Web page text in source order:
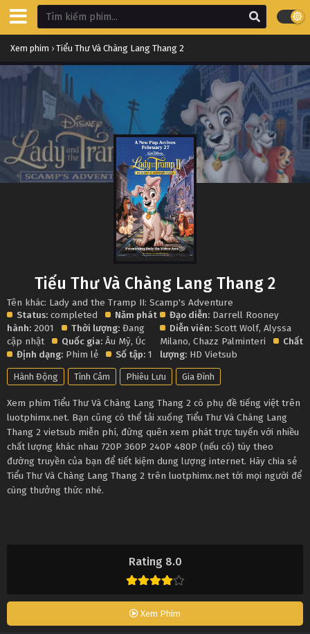
Xem phim › Tiểu Thư Và Chàng Lang Thang 2
Rating 8.0
Xem Phim
Tiểu Thư Và Chàng Lang Thang 2
Tên khác: Lady and the Tramp II: Scamp's Adventure
Status: completed
Năm phát
hành: 2001 Thời lượng: Đang
cập nhật
Quốc gia: Âu Mỹ, Úc
Định dạng: Phim lẻ Số tập: 1
Đạo diễn: Darrell Rooney
Diễn viên: Scott Wolf,Alyssa
Milano,Chazz Palminteri
Chất
lượng: HD Vietsub
Hành Động Tình Cảm Phiêu Lưu Gia Đình
Xem phim Tiểu Thư Và Chàng Lang Thang 2 có phụ đề tiếng việt trên
luotphimx.net. Bạn cũng có thể tải xuống Tiểu Thư Và Chàng Lang
Thang 2 vietsub miễn phí, đừng quên xem phát trực tuyến với nhiều
chất lượng khác nhau 720P 360P 240P 480P (nếu có) tùy theo
đường truyền của bạn để tiết kiệm dung lượng internet. Hãy chia sẻ
Tiểu Thư Và Chàng Lang Thang 2 trên luotphimx.net tới mọi người để
cùng thưởng thức nhé.